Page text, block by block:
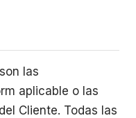
las
aplicable o las
Cliente. Todas las